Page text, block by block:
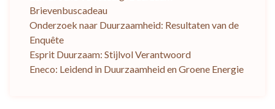
Brievenbuscadeau
Onderzoek naar Duurzaamheid: Resultaten van de
Enquête
Esprit Duurzaam: Stijlvol Verantwoord
Eneco: Leidend in Duurzaamheid en Groene Energie